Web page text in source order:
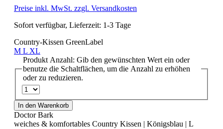
Preise inkl. MwSt. zzgl. Versandkosten
Sofort verfügbar, Lieferzeit: 1-3 Tage
Country-Kissen GreenLabel
M L XL
Produkt Anzahl: Gib den gewünschten Wert ein oder
benutze die Schaltflächen, um die Anzahl zu erhöhen
oder zu reduzieren.
In den Warenkorb
Doctor Bark
weiches & komfortables Country Kissen | Königsblau | L